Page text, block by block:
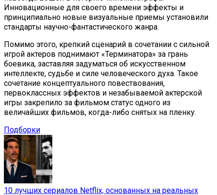
Инновационные для своего времени эффекты и
принципиально новые визуальные приемы установили
стандарты научно-фантастического жанра.
Помимо этого, крепкий сценарий в сочетании с сильной
игрой актеров поднимают «Терминатора» за грань
боевика, заставляя задуматься об искусственном
интеллекте, судьбе и силе человеческого духа. Такое
сочетание концептуального повествования,
первоклассных эффектов и незабываемой актерской
игры закрепило за фильмом статус одного из
величайших фильмов, когда-либо снятых на пленку.
Подборки
10 лучших сериалов Netflix, основанных на реальных